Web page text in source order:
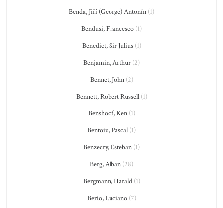
Benda, Jiří (George) Antonín (1)
Bendusi, Francesco (1)
Benedict, Sir Julius(1)
Benjamin, Arthur (2)
Bennet, John(2)
Bennett, Robert Russell(1)
Benshoof, Ken(1)
Bentoiu, Pascal (1)
Benzecry, Esteban (1)
Berg, Alban (28)
Bergmann, Harald(1)
Berio, Luciano(7)